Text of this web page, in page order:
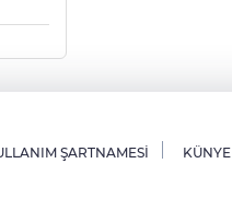
ŞARTNAMESİ KÜNYE